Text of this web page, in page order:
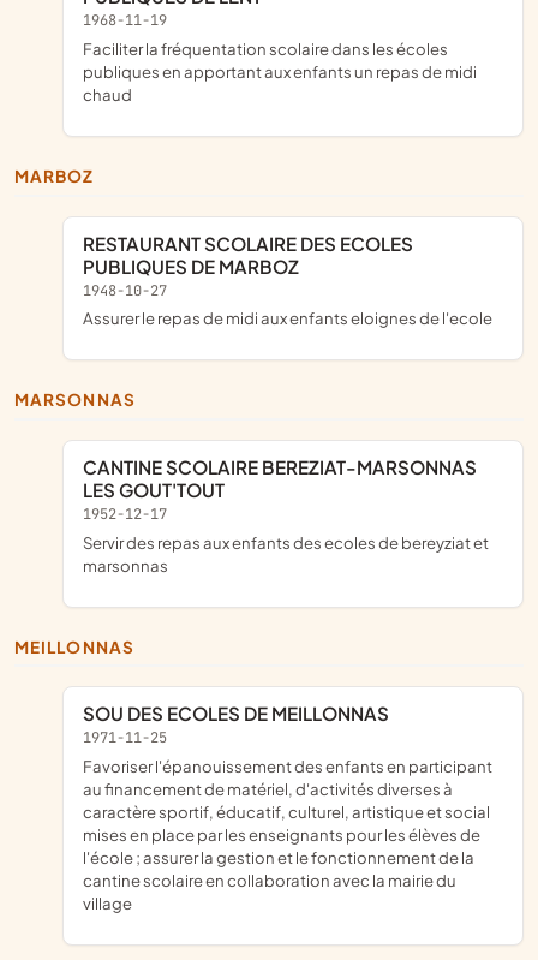
1968-11-19
faciliter la fréquentation scolaire dans les écoles
publiques en apportant aux enfants un repas de midi
chaud
MARBOZ
RESTAURANT SCOLAIRE DES ECOLES
PUBLIQUES DE MARBOZ
1948-10-27
assurer le repas de midi aux enfants eloignes de l'ecole
MARSONNAS
CANTINE SCOLAIRE BEREZIAT-MARSONNAS
LES GOUT'TOUT
1952-12-17
servir des repas aux enfants des ecoles de bereyziat et
marsonnas
MEILLONNAS
SOU DES ECOLES DE MEILLONNAS
1971-11-25
favoriser l'épanouissement des enfants en participant
au financement de matériel, d'activités diverses à
caractère sportif, éducatif, culturel, artistique et social
mises en place par les enseignants pour les élèves de
l'école ; assurer la gestion et le fonctionnement de la
cantine scolaire en collaboration avec la mairie du
village